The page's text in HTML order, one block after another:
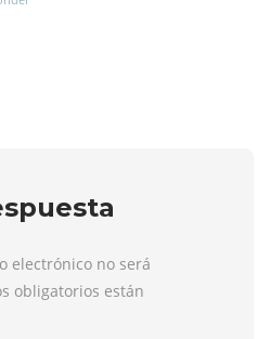
electrónico no será
obligatorios están